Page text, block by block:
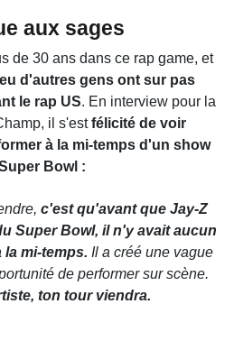
aux sages
de 30 ans dans ce rap game, et
d'autres gens ont sur pas
le rap US. En interview pour la
il s'estfélicité de voir
à la mi-temps d'un show
Bowl :
c'est qu'avant que Jay-Z
Super Bowl, il n'y avait aucun
mi-temps. Il a créé une vague
de performer sur scène.
ton tour viendra.